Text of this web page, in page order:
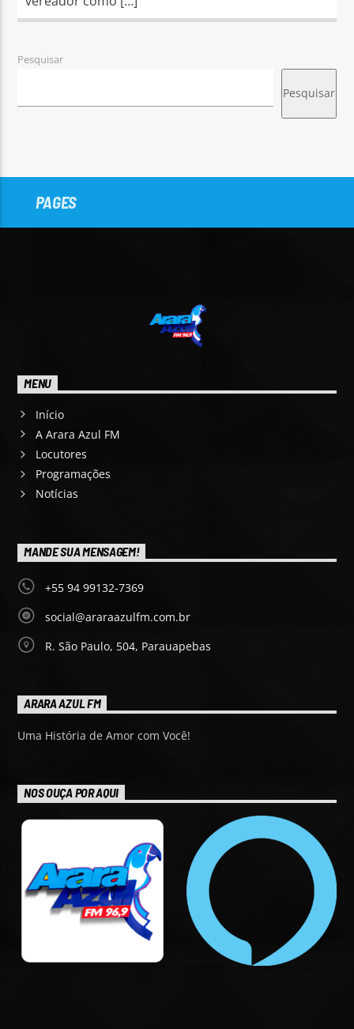
Pesquisar
Pesquisar
PAGES
MENU
Início
A Arara Azul FM
Locutores
Programações
Notícias
MANDE SUA MENSAGEM!
+55 94 99132-7369
social@araraazulfm.com.br
R. São Paulo, 504, Parauapebas
ARARA AZUL FM
Uma História de Amor com Você!
NOS OUÇA POR AQUI